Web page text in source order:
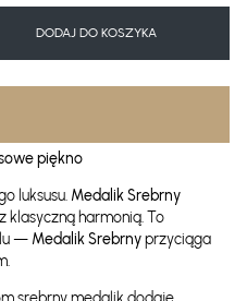
DODAJ DO KOSZYKA
piękno
luksusu. Medalik Srebrny
klasyczną harmonią. To
— Medalik Srebrnyprzyciąga